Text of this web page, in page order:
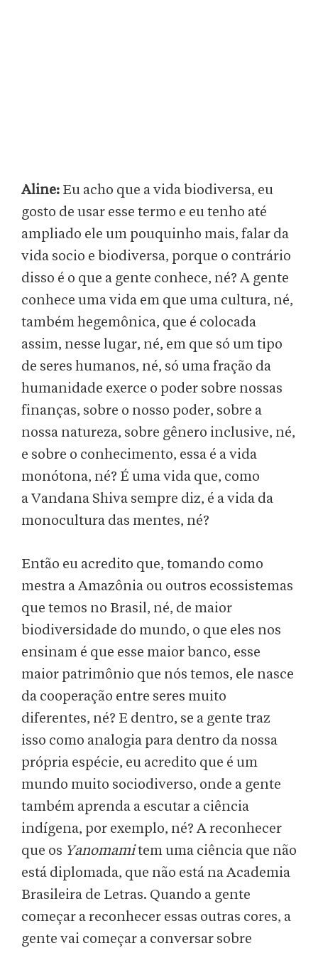
Aline: Eu acho que a vida biodiversa, eu
gosto de usar esse termo e eu tenho até
ampliado ele um pouquinho mais, falar da
vida socio e biodiversa, porque o contrário
disso é o que a gente conhece, né? A gente
conhece uma vida em que uma cultura, né,
também hegemônica, que é colocada
assim, nesse lugar, né, em que só um tipo
de seres humanos, né, só uma fração da
humanidade exerce o poder sobre nossas
finanças, sobre o nosso poder, sobre a
nossa natureza, sobre gênero inclusive, né,
e sobre o conhecimento, essa é a vida
monótona, né? É uma vida que, como
a Vandana Shiva sempre diz, é a vida da
monocultura das mentes, né?
Então eu acredito que, tomando como
mestra a Amazônia ou outros ecossistemas
que temos no Brasil, né, de maior
biodiversidade do mundo, o que eles nos
ensinam é que esse maior banco, esse
maior patrimônio que nós temos, ele nasce
da cooperação entre seres muito
diferentes, né? E dentro, se a gente traz
isso como analogia para dentro da nossa
própria espécie, eu acredito que é um
mundo muito sociodiverso, onde a gente
também aprenda a escutar a ciência
indígena, por exemplo, né? A reconhecer
que os Yanomamitem uma ciência que não
está diplomada, que não está na Academia
Brasileira de Letras. Quando a gente
começar a reconhecer essas outras cores, a
gente vai começar a conversar sobre